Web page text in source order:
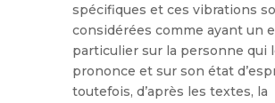
spécifiques et ces vibrations
considérées comme ayant un
particulier sur la personne qui
prononce et sur son état
toutefois, d’après les textes, la